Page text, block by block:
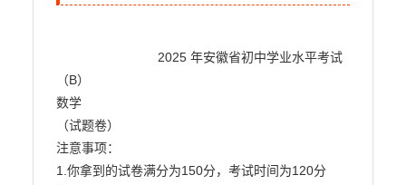
（B）
数学
（试题卷）
注意事项：
1.你拿到的试卷满分为150分，考试时间为120分